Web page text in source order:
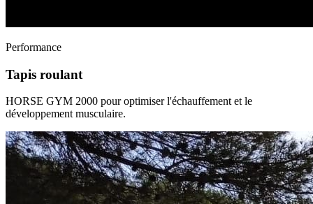
Performance
Tapis roulant
HORSE GYM 2000 pour optimiser l'échauffement et le
développement musculaire.